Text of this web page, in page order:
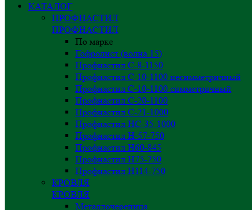
КАТАЛОГ
ПРОФНАСТИЛ
ПРОФНАСТИЛ
По марке
Гофролист (волна 15)
Профнастил С-8-1150
Профнастил С-10-1100 несимметричный
Профнастил С-10-1100 симметричный
Профнастил С-20-1100
Профнастил С-21-1000
Профнастил НС-35-1000
Профнастил H-57-750
Профнастил Н60-845
Профнастил Н75-750
Профнастил Н114-750
КРОВЛЯ
КРОВЛЯ
Металлочерепица